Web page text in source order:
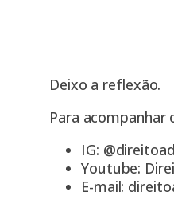
Deixo a reflexão.
Para acompanhar
IG:
Youtube:
E-mail: